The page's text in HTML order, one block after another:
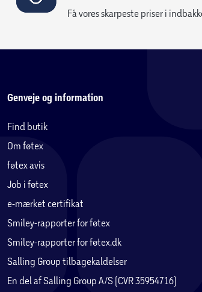
Få vores skarpeste priser i
Genveje og information
Find butik
Om føtex
føtex avis
Job i føtex
e-mærket certifikat
Smiley-rapporter for føtex
Smiley-rapporter for føtex.dk
Salling Group tilbagekaldelser
En del af Salling Group A/S (CVR 35954716)